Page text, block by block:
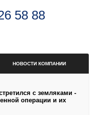
58 88
НОВОСТИ КОМПАНИИ
с земляками -
операции и их